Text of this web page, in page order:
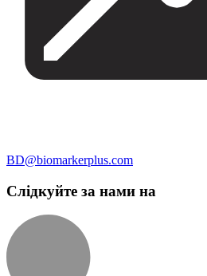
BD@biomarkerplus.com
Слідкуйте за нами на